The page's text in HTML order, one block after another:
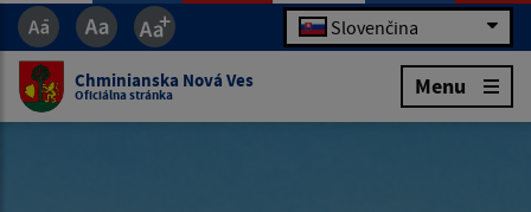
Slovenčina
Chminianska Nová Ves
Oficiálna stránka Menu